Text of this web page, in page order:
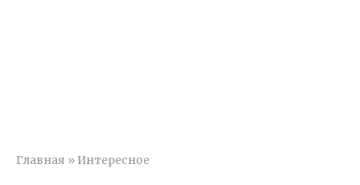
Главная » Интересное